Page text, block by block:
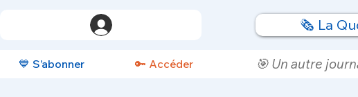
🗞️ La
💙 S’abonner 🔑 Accéder 🎯 Un autre